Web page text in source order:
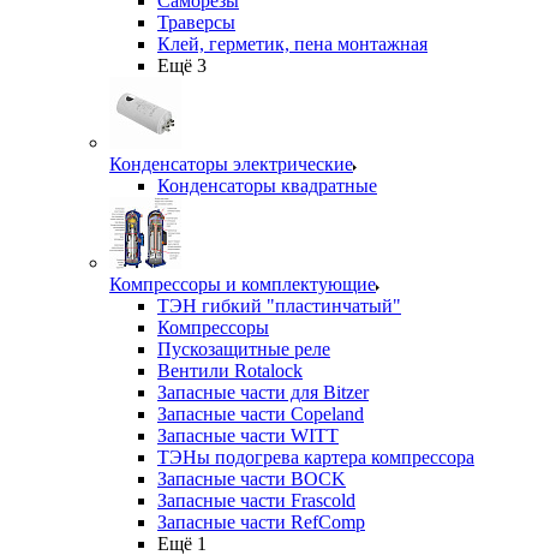
Траверсы
Клей, герметик, пена монтажная
Ещё 3
Конденсаторы электрические
Конденсаторы квадратные
Компрессоры и комплектующие
ТЭН гибкий "пластинчатый"
Компрессоры
Пускозащитные реле
Вентили Rotalock
Запасные части для Bitzer
Запасные части Copeland
Запасные части WITT
ТЭНы подогрева картера компрессора
Запасные части BOCK
Запасные части Frascold
Запасные части RefComp
Ещё 1